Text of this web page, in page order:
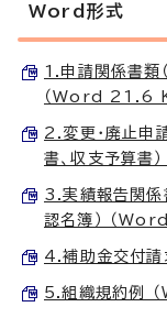
Word形式
1.申請関係書類
（Word 21.6
2.変更・廃止申
書、収支予算書
3.実績報告関係
認名簿） （
4.補助金交付
5.組織規約例